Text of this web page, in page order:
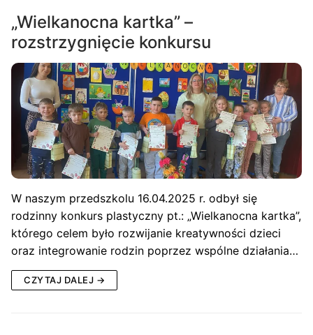
„Wielkanocna kartka” –
rozstrzygnięcie konkursu
W naszym przedszkolu 16.04.2025 r. odbył się
rodzinny konkurs plastyczny pt.: „Wielkanocna kartka”,
którego celem było rozwijanie kreatywności dzieci
oraz integrowanie rodzin poprzez wspólne działania…
CZYTAJ DALEJ →